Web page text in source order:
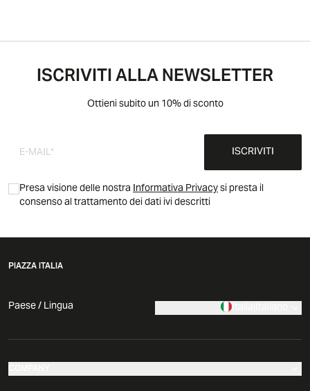
ISCRIVITI ALLA NEWSLETTER
Ottieni subito un 10% di sconto
ISCRIVITI
Presa visione delle nostraInformativa Privacysi presta il
consenso al trattamento dei dati ivi descritti
PIAZZA ITALIA
Paese / Lingua Italia|Italiano